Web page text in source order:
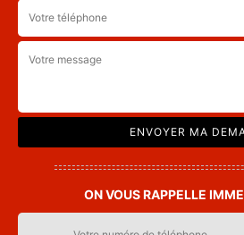
ON VOUS RAPPELLE